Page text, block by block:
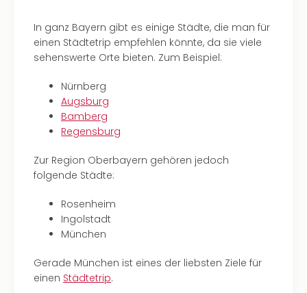
In ganz Bayern gibt es einige Städte, die man für
einen Städtetrip empfehlen könnte, da sie viele
sehenswerte Orte bieten. Zum Beispiel:
Nürnberg
Augsburg
Bamberg
Regensburg
Zur Region Oberbayern gehören jedoch
folgende Städte:
Rosenheim
Ingolstadt
München
Gerade München ist eines der liebsten Ziele für
einen Städtetrip.